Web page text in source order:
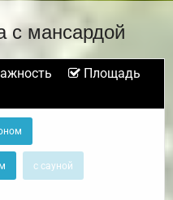
с мансардой
Площадь
с сауной